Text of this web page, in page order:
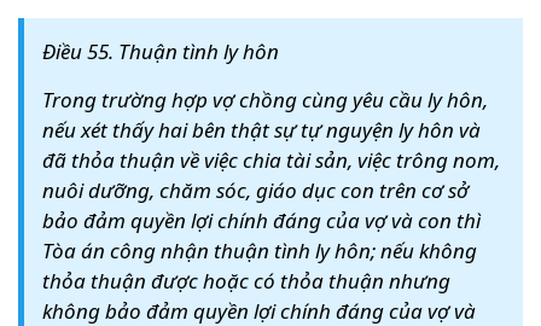
Điều 55. Thuận tình ly hôn
Trong trường hợp vợ chồng cùng yêu cầu ly hôn,
nếu xét thấy hai bên thật sự tự nguyện ly hôn và
đã thỏa thuận về việc chia tài sản, việc trông nom,
nuôi dưỡng, chăm sóc, giáo dục con trên cơ sở
bảo đảm quyền lợi chính đáng của vợ và con thì
Tòa án công nhận thuận tình ly hôn; nếu không
thỏa thuận được hoặc có thỏa thuận nhưng
không bảo đảm quyền lợi chính đáng của vợ và